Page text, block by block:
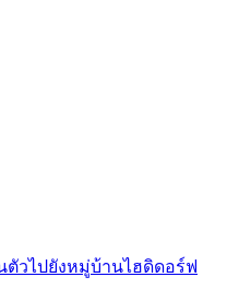
ตัวไปยังหมู่บ้านไฮดิดอร์ฟ